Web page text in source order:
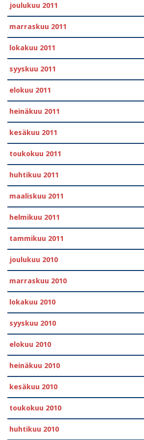
joulukuu 2011
marraskuu 2011
lokakuu 2011
syyskuu 2011
elokuu 2011
heinäkuu 2011
kesäkuu 2011
toukokuu 2011
huhtikuu 2011
maaliskuu 2011
helmikuu 2011
tammikuu 2011
joulukuu 2010
marraskuu 2010
lokakuu 2010
syyskuu 2010
elokuu 2010
heinäkuu 2010
kesäkuu 2010
toukokuu 2010
huhtikuu 2010